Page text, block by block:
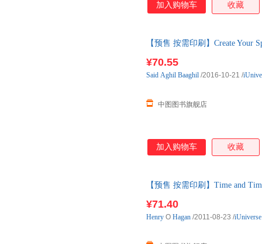
加入购物车 收藏
【预售 按需印刷】Create Your
¥70.55
中图图书旗舰店
Said Aghil Baaghil /2016-10-21 /
加入购物车 收藏
【预售 按需印刷】Time and
¥71.40
Henry O Hagan /2011-08-23 /iUniverse